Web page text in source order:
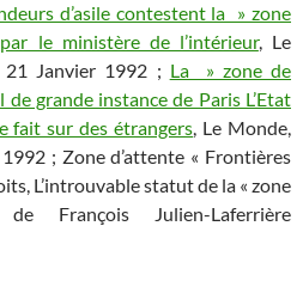
d’asile contestent la » zone
le ministère de l’intérieur, Le
21 Janvier 1992 ; La » zone de
grande instance de Paris L’Etat
fait sur des étrangers, Le Monde,
; Zone d’attente « Frontières
L’introuvable statut de la « zone
François Julien-Laferrière